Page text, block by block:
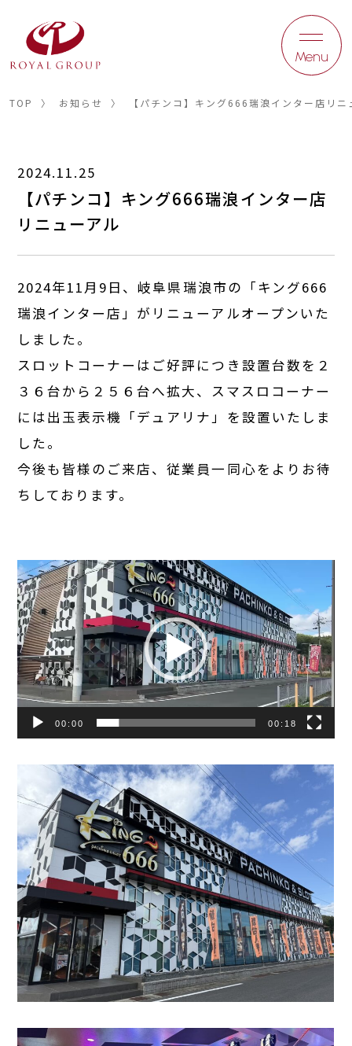
Menu
TOP 〉 お知らせ 〉 【パチンコ】キング666瑞浪インター店リニ
2024.11.25
【パチンコ】キング666瑞浪インター店
リニューアル
2024年11月9日、岐阜県瑞浪市の「キング666
瑞浪インター店」がリニューアルオープンいた
しました。
スロットコーナーはご好評につき設置台数を２
３６台から２５６台へ拡大、スマスロコーナー
には出玉表示機「デュアリナ」を設置いたしま
した。
今後も皆様のご来店、従業員一同心をよりお待
ちしております。
動
画
プ
レ
ー
ヤ
00:00 00:18